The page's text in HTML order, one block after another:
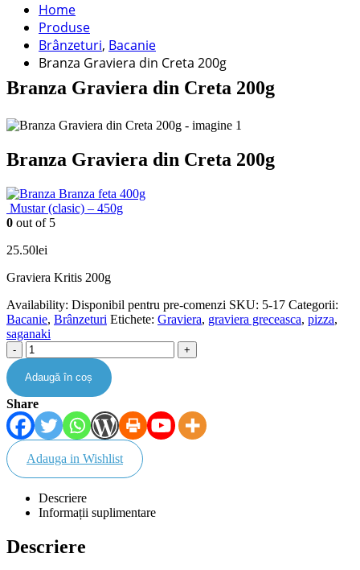
Home
Produse
Brânzeturi, Bacanie
Branza Graviera din Creta 200g
Branza Graviera din Creta 200g
Branza Graviera din Creta 200g
Branza feta 400g
Mustar (clasic) – 450g
0 out of 5
25.50lei
Graviera Kritis 200g
Availability: Disponibil pentru pre-comenzi SKU: 5-17 Categorii:
Bacanie, Brânzeturi Etichete: Graviera, graviera greceasca, pizza,
saganaki
- +
Adaugă în coș
Share
Adauga in Wishlist
Descriere
Informații suplimentare
Descriere